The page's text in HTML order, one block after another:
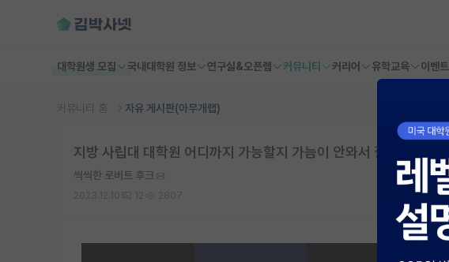
대학원생 모집 국내대학원 정보 연구실&오픈랩 커뮤니티 커리어 유학교육 이벤트
커뮤니티 홈 자유 게시판(아무개랩)
지방 사립대 대학원 어디까지 가능할지 가늠이 안와서 질문 드립니다.
씩씩한 로버트 후크